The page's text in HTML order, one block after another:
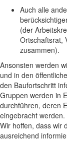
Auch alle
(der
Ortschaftsrat,
zusammen).
Ansonsten werden
und in den
den Baufortschritt
Gruppen werden in
durchführen, deren
eingebracht werden.
Wir hoffen, dass wir
ausreichend